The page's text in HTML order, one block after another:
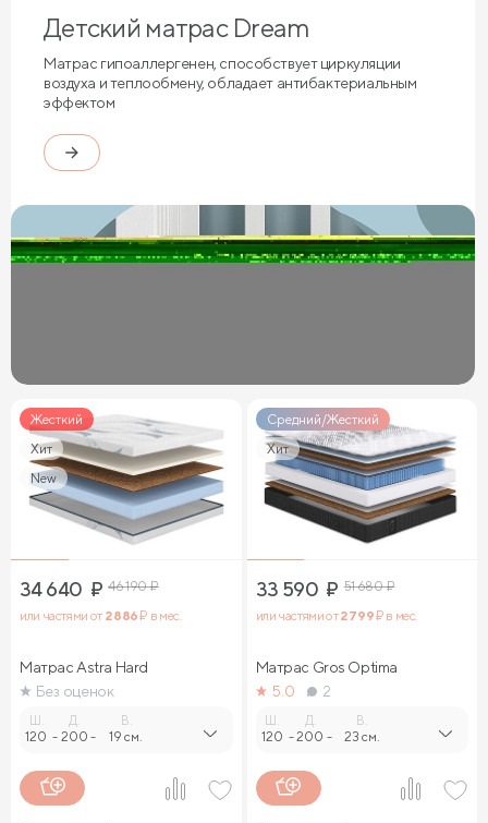
Детский матрас Dream
Матрас гипоаллергенен, способствует циркуляции
воздуха и теплообмену, обладает антибактериальным
эффектом
Жесткий
Хит
New
34 640 ₽ 46 190₽
или частями от 2 886₽ в мес.
Матрас Astra Hard
Без оценок
120 -
Д.
200 -
В.
19 см.
Средний/Жесткий
Хит
33 590 ₽ 51 680₽
или частями от2 799₽ в мес.
Матрас Gros Optima
5.0
2
120 -
Д.
200 -
В.
23 см.